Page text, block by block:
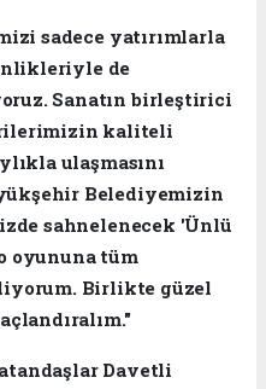
sadece yatırımlarla
de
Sanatın birleştirici
kaliteli
ulaşmasını
Belediyemizin
sahnelenecek 'Ünlü
oyununa tüm
Birlikte güzel
Davetli